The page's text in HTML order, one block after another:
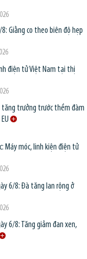
Giằng co theo biên độ hẹp
điện tử Việt Nam tại thị
tăng trưởng trước thềm đàm
Máy móc, linh kiện điện tử
6/8: Đà tăng lan rộng ở
6/8: Tăng giảm đan xen,